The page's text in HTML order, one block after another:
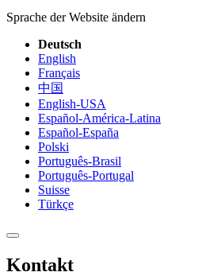
Sprache der Website ändern
Deutsch
English
Français
中国
English-USA
Español-América-Latina
Español-España
Polski
Português-Brasil
Português-Portugal
Suisse
Türkçe
Kontakt